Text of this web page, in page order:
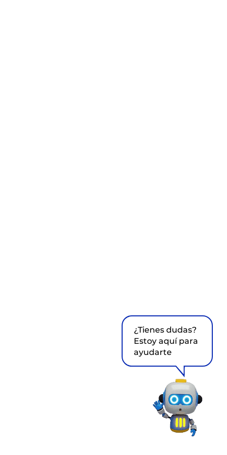
¿Tienes dudas?
Estoy aquí para
ayudarte